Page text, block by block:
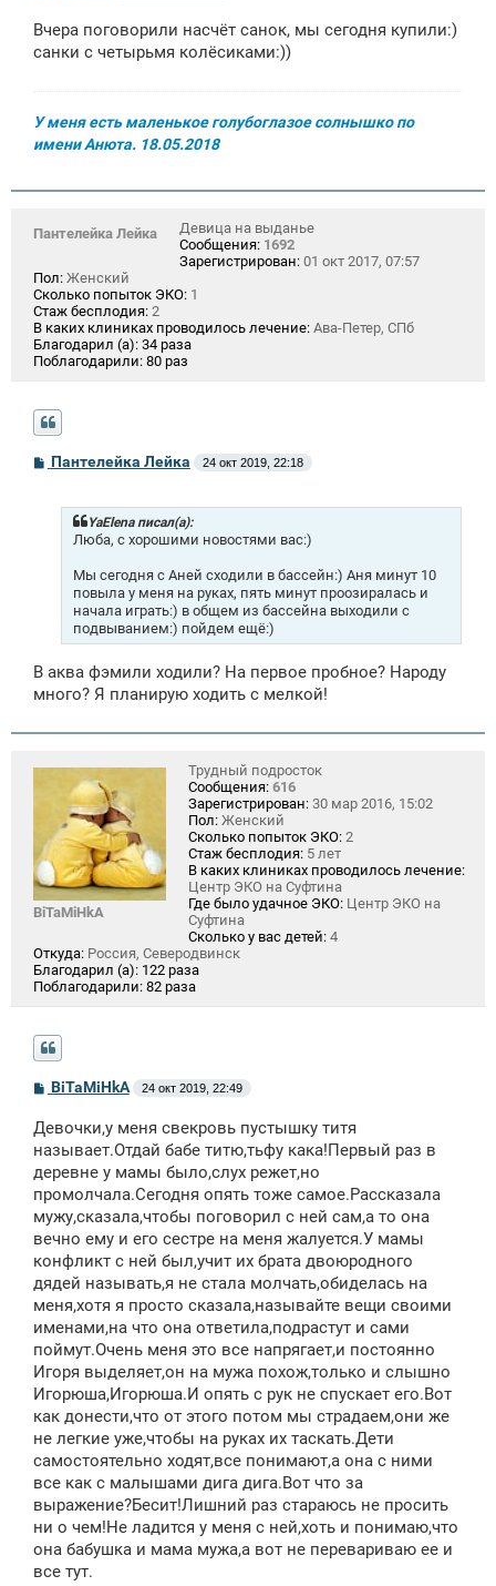
б
щ
Вчера поговорили насчёт санок, мы сегодня купили:)
санки с четырьмя колёсиками:))
У меня есть маленькое голубоглазое солнышко по
имени Анюта. 18.05.2018
Пантелейка Лейка
Девица на выданье
Сообщения: 1692
Зарегистрирован: 01 окт 2017, 07:57
Пол: Женский
Сколько попыток ЭКО: 1
Стаж бесплодия: 2
В каких клиниках проводилось лечение: Ава-Петер, СПб
Благодарил (а): 34 раза
Поблагодарили: 80 раз
С
о
Пантелейка Лейка 24 окт 2019, 22:18
YaElena писал(а):
Люба, с хорошими новостями вас:)
Мы сегодня с Аней сходили в бассейн:) Аня минут 10
повыла у меня на руках, пять минут проозиралась и
начала играть:) в общем из бассейна выходили с
подвыванием:) пойдем ещё:)
В аква фэмили ходили? На первое пробное? Народу
много? Я планирую ходить с мелкой!
BiTaMiHkA
Трудный подросток
Сообщения: 616
Зарегистрирован: 30 мар 2016, 15:02
Пол: Женский
Сколько попыток ЭКО: 2
Стаж бесплодия: 5 лет
В каких клиниках проводилось лечение:
Центр ЭКО на Суфтина
Где было удачное ЭКО: Центр ЭКО на
Суфтина
Сколько у вас детей: 4
Откуда: Россия, Северодвинск
Благодарил (а): 122 раза
Поблагодарили: 82 раза
С
о
б
щ
н
и
е
BiTaMiHkA 24 окт 2019, 22:49
Девочки,у меня свекровь пустышку титя
называет.Отдай бабе титю,тьфу кака!Первый раз в
деревне у мамы было,слух режет,но
промолчала.Сегодня опять тоже самое.Рассказала
мужу,сказала,чтобы поговорил с ней сам,а то она
вечно ему и его сестре на меня жалуется.У мамы
конфликт с ней был,учит их брата двоюродного
дядей называть,я не стала молчать,обиделась на
меня,хотя я просто сказала,называйте вещи своими
именами,на что она ответила,подрастут и сами
поймут.Очень меня это все напрягает,и постоянно
Игоря выделяет,он на мужа похож,только и слышно
Игорюша,Игорюша.И опять с рук не спускает его.Вот
как донести,что от этого потом мы страдаем,они же
не легкие уже,чтобы на руках их таскать.Дети
самостоятельно ходят,все понимают,а она с ними
все как с малышами дига дига.Вот что за
выражение?Бесит!Лишний раз стараюсь не просить
ни о чем!Не ладится у меня с ней,хоть и понимаю,что
она бабушка и мама мужа,а вот не перевариваю ее и
все тут.